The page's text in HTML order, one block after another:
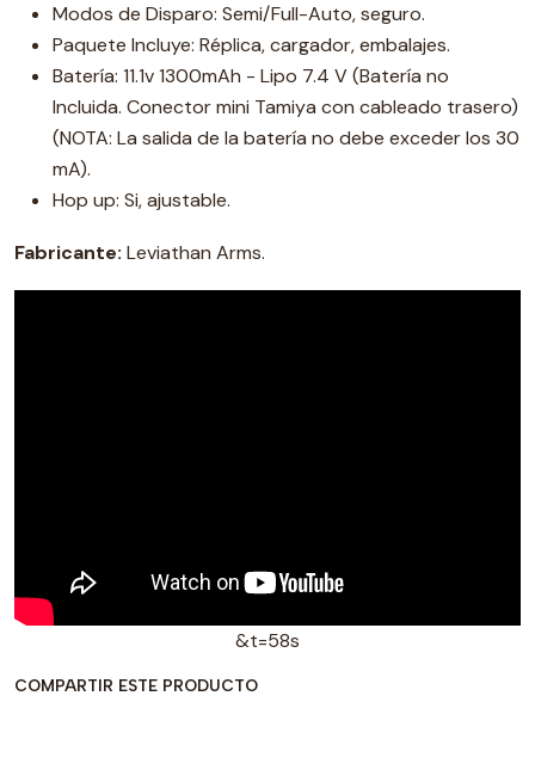
Modos de Disparo: Semi/Full-Auto, seguro.
Paquete Incluye: Réplica, cargador, embalajes.
Batería: 11.1v 1300mAh - Lipo 7.4 V (Batería no
Incluida. Conector mini Tamiya con cableado trasero)
(NOTA: La salida de la batería no debe exceder los 30
mA).
Hop up: Si, ajustable.
Fabricante: Leviathan Arms.
&t=58s
COMPARTIR ESTE PRODUCTO